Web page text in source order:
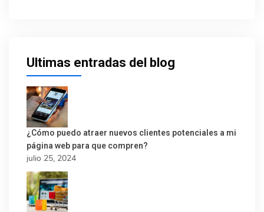
Últimas entradas del blog
¿Cómo puedo atraer nuevos clientes potenciales a mi
página web para que compren?
julio 25, 2024